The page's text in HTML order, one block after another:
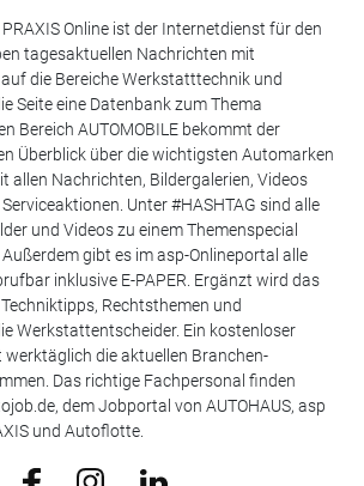
PRAXIS Online ist der Internetdienst für den
tagesaktuellen Nachrichten mit
die Bereiche Werkstatttechnik und
Seite eine Datenbank zum Thema
Bereich AUTOMOBILE bekommt der
Überblick über die wichtigsten Automarken
allen Nachrichten, Bildergalerien, Videos
Unter #HASHTAG sind alle
und Videos zu einem Themenspecial
gibt es im asp-Onlineportal alle
inklusive E-PAPER. Ergänzt wird das
Rechtsthemen und
Werkstattentscheider. Ein kostenloser
werktäglich die aktuellen Branchen-
Das richtige Fachpersonal finden
dem Jobportal von AUTOHAUS, asp
und Autoflotte.